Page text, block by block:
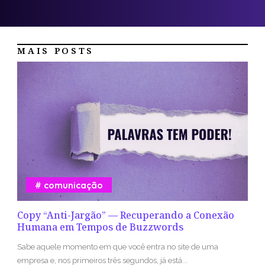
MAIS POSTS
Copy “Anti-Jargão” — Recuperando a Conexão
Humana em Tempos de Buzzwords
comunicação
Sabe aquele momento em que você entra no site de uma
empresa e, nos primeiros três segundos, já está...